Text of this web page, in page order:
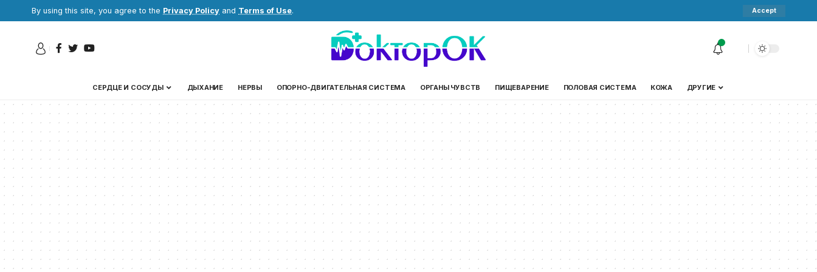
By using this site, you agree to the Privacy Policy and Terms of Use. Accept
СЕРДЦЕ И СОСУДЫ ДЫХАНИЕ НЕРВЫ ОПОРНО-ДВИГАТЕЛЬНАЯ СИСТЕМА ОРГАНЫ ЧУВСТВ ПИЩЕВАРЕНИЕ ПОЛОВАЯ СИСТЕМА КОЖА ДРУГИЕ